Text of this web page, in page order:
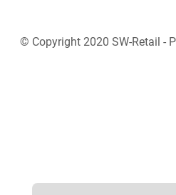
© Copyright 2020 SW-Retail -